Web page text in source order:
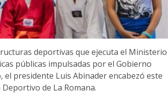
deportivas que ejecuta el Ministerio
públicas impulsadas por el Gobierno
presidente Luis Abinader encabezó este
de La Romana.